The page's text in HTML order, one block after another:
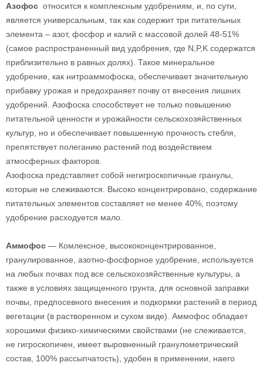
Азофос относится к комплексным удобрениям, и, по сути,
является универсальным, так как содержит три питательных
элемента – азот, фосфор и калий с массовой долей 48-51%
(самое распространенный вид удобрения, где N,P,K содержатся
приблизительно в равных долях). Такое минеральное
удобрение, как нитроаммофоска, обеспечивает значительную
прибавку урожая и предохраняет почву от внесения лишних
удобрений. Азофоска способствует не только повышению
питательной ценности и урожайности сельскохозяйственных
культур, но и обеспечивает повышенную прочность стебля,
препятствует полеганию растений под воздействием
атмосферных факторов.
Азофоска представляет собой негигроскопичные гранулы,
которые не слеживаются. Высоко концентрировано, содержание
питательных элементов составляет не менее 40%, поэтому
удобрение расходуется мало.
Аммофос — Комлексное, высококонцентрированное,
гранулированное, азотно-фосфорное удобрение, используется
на любых почвах под все сельскохозяйственные культуры, а
также в условиях защищенного грунта, для основной заправки
почвы, предпосевного внесения и подкормки растений в период
вегетации (в растворенном и сухом виде). Аммофос обладает
хорошими физико-химическими свойствами (не слеживается,
не гигроскопичен, имеет выровненный гранулометрический
состав, 100% рассыпчатость), удобен в применении, наего